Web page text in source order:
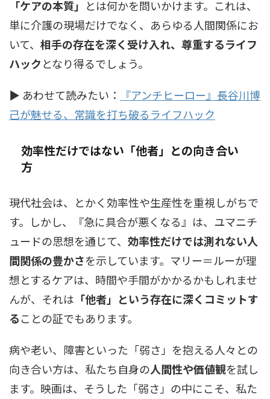
「ケアの本質」 とは何かを問いかけます。これは、
単に介護の現場だけでなく、あらゆる人間関係にお
いて、 相手の存在を深く受け入れ、尊重するライフ
ハックとなり得るでしょう。
▶ あわせて読みたい：
『アンチヒーロー』長谷川博
己が魅せる、常識を打ち破るライフハック
効率性だけではない「他者」との向き合い
方
現代社会は、とかく効率性や生産性を重視しがちで
す。しかし、『急に具合が悪くなる』は、ユマニチ
ュードの思想を通じて、 効率性だけでは測れない人
間関係の豊かさを示しています。マリー＝ルーが理
想とするケアは、時間や手間がかかるかもしれませ
んが、それは 「他者」という存在に深くコミットす
ることの証でもあります。
病や老い、障害といった「弱さ」を抱える人々との
向き合い方は、私たち自身の人間性や価値観を試し
ます。映画は、そうした「弱さ」の中にこそ、私た